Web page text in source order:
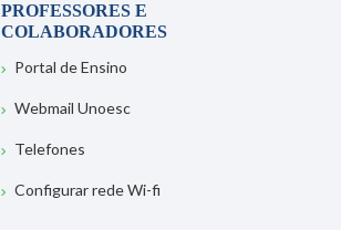
PROFESSORES E
COLABORADORES
Portal de Ensino
Webmail Unoesc
Telefones
Configurar rede Wi-fi